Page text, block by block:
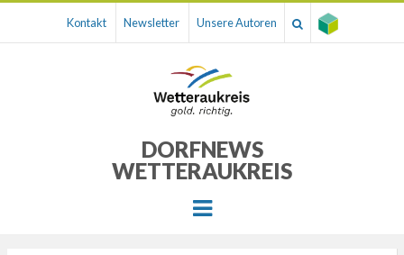
Kontakt Newsletter Unsere Autoren
DORFNEWS
WETTERAUKREIS
Menu